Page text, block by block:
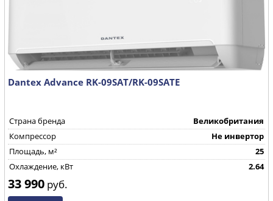
Dantex Advance RK-09SAT/RK-09SATE
Страна бренда
Великобритания
Компрессор
Не инвертор
Площадь, м²
25
Охлаждение, кВт
2.64
33 990 руб.